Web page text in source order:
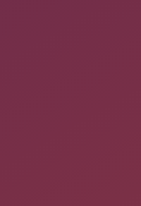
susceptible d'être
n'est disponible,
l'ajout de votre user dans
d'avoir besoin d'utiliser
groupadd fuse